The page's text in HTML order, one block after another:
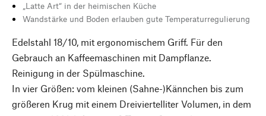
„Latte Art“ in der heimischen Küche
Wandstärke und Boden erlauben gute Temperaturregulierung
Edelstahl 18/10, mit ergonomischem Griff. Für den
Gebrauch an Kaffeemaschinen mit Dampflanze.
Reinigung in der Spülmaschine.
In vier Größen: vom kleinen (Sahne-)Kännchen bis zum
größeren Krug mit einem Dreiviertelliter Volumen, in dem